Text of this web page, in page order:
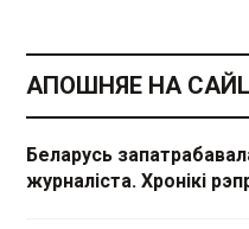
АПОШНЯЕ НА
Беларусь
журналіста. Хронікі